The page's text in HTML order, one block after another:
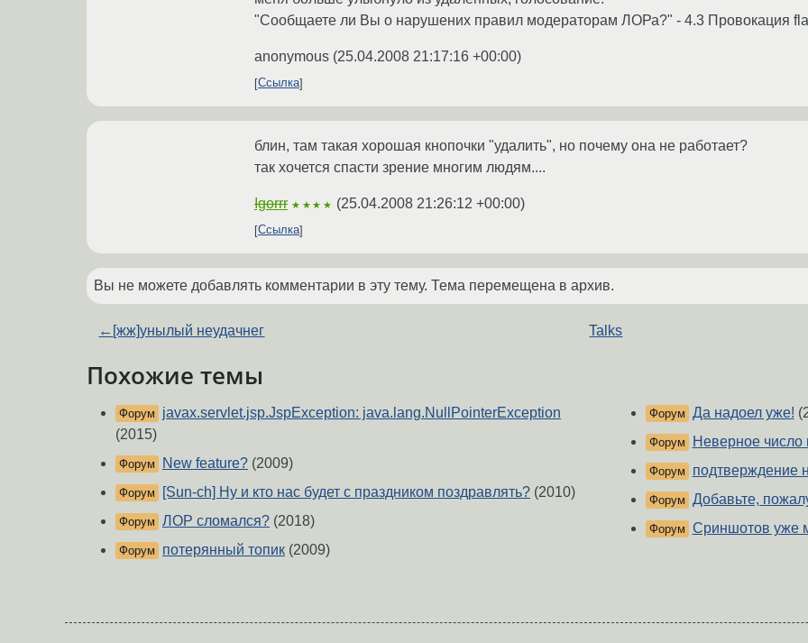
"Сообщаете ли Вы о нарушених правил модераторам ЛОРа?" - 4.3 Провокация
anonymous (25.04.2008 21:17:16 +00:00)
Ссылка
блин, там такая хорошая кнопочки "удалить", но почему она не работает?
так хочется спасти зрение многим людям....
Igorrr ★★★★ (25.04.2008 21:26:12 +00:00)
Ссылка
Вы не можете добавлять комментарии в эту тему. Тема перемещена в архив.
← [жж]унылый неудачнег Talks
Похожие темы
Форум
javax.servlet.jsp.JspException: java.lang.NullPointerException
(2015)
Форум New feature? (2009)
Форум [Sun-ch] Ну и кто нас будет с праздником поздравлять? (2010)
Форум ЛОР сломался? (2018)
Форум потерянный топик (2009)
Форум Да надоел уже!
Форум Неверное число
Форум подтверждение
Форум Добавьте,
Форум Сриншотов уже